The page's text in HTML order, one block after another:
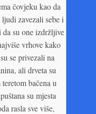
čovjeku kao da
zavezali sebe i
da su one izdržljive
vrhove kako
se privezali na
ali drveta su
bačena u
su mjesta
rasla sve više,